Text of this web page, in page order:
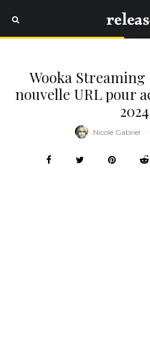
Wooka Streaming
nouvelle URL pour
2024
Nicole Gabriel ·